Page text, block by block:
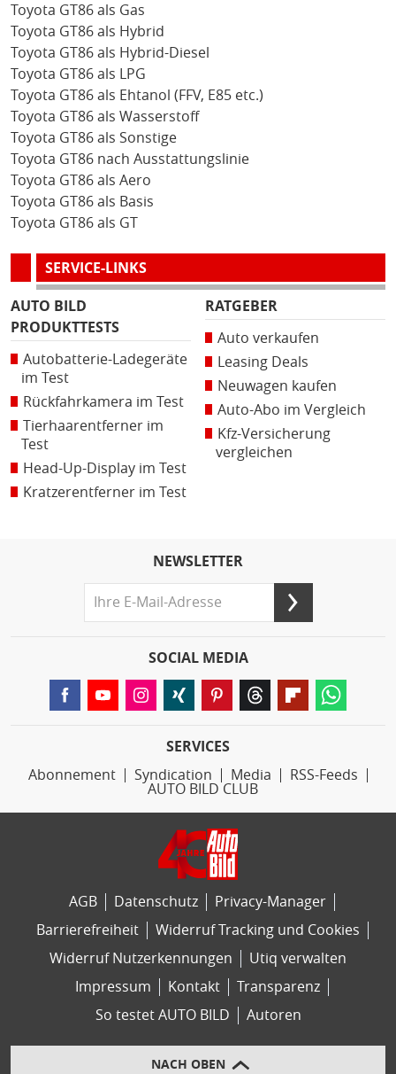
Toyota GT86 als Gas
Toyota GT86 als Hybrid
Toyota GT86 als Hybrid-Diesel
Toyota GT86 als LPG
Toyota GT86 als Ehtanol (FFV, E85 etc.)
Toyota GT86 als Wasserstoff
Toyota GT86 als Sonstige
Toyota GT86 nach Ausstattungslinie
Toyota GT86 als Aero
Toyota GT86 als Basis
Toyota GT86 als GT
SERVICE-LINKS
AUTO BILD
PRODUKTTESTS
Autobatterie-Ladegeräte
im Test
Rückfahrkamera im Test
Tierhaarentferner im
Test
Head-Up-Display im Test
Kratzerentferner im Test
RATGEBER
Auto verkaufen
Leasing Deals
Neuwagen kaufen
Auto-Abo im Vergleich
Kfz-Versicherung
vergleichen
NEWSLETTER
SOCIAL MEDIA
SERVICES
Abonnement
Syndication Media
RSS-Feeds
AUTO BILD CLUB
AGB Datenschutz
Privacy-Manager
Barrierefreiheit
Widerruf Tracking und Cookies
Widerruf Nutzerkennungen
Utiq verwalten
Impressum
Kontakt
Transparenz
So testet AUTO BILD
Autoren
NACH OBEN